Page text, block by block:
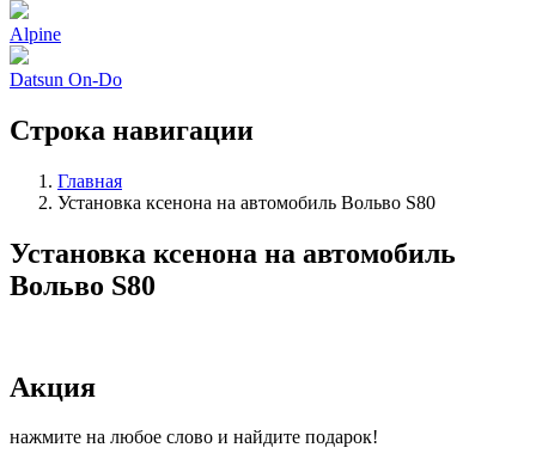
Alpine
Datsun On-Do
Строка навигации
Главная
Установка ксенона на автомобиль Вольво S80
Установка ксенона на автомобиль
Вольво S80
Акция
нажмите на любое слово и найдите подарок!